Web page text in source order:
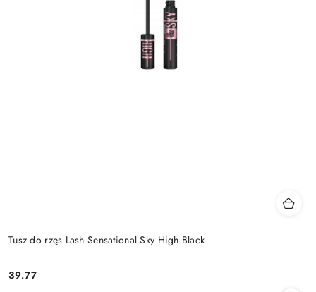
Tusz do rzęs Lash Sensational Sky High Black
Cena:
39.77